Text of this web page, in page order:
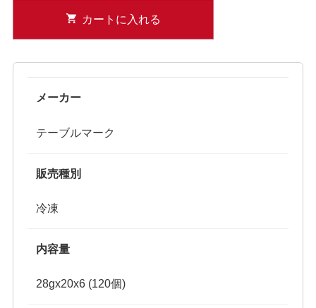
カートに入れる
メーカー
テーブルマーク
販売種別
冷凍
内容量
28gx20x6 (120個)